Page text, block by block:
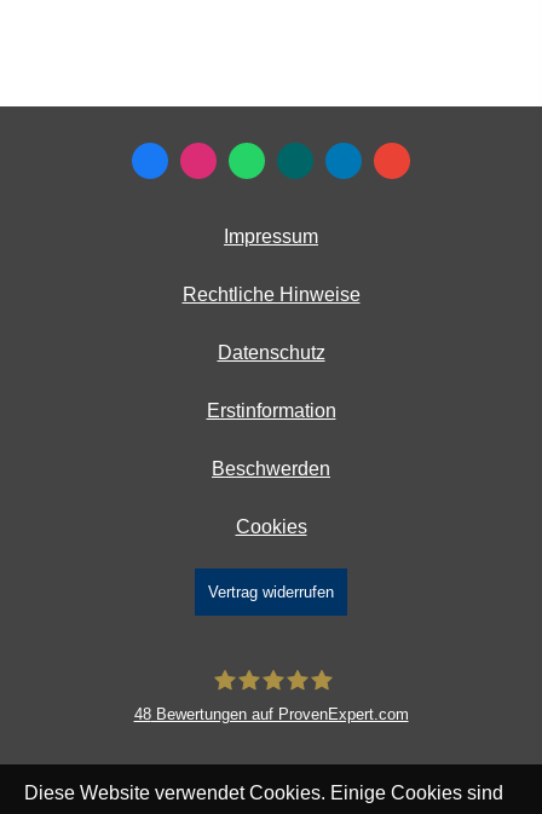
Impressum
Rechtliche Hinweise
Datenschutz
Erstinformation
Beschwerden
Cookies
Vertrag widerrufen
48Bewertungen auf ProvenExpert.com
Diese Website verwendet Cookies. Einige Cookies sind